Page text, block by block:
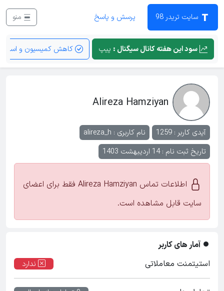
سایت تریدر 98 پرسش و پاسخ
سود این هفته کانال سیگنال : پیپ کاهش کمیسیون و اسپرد
Alireza Hamziyan
آیدی کاربر : 1259 نام کاربری : alireza_h
تاریخ ثبت نام : 14 اردیبهشت 1403
اطلاعات تماس Alireza Hamziyan فقط برای اعضای
سایت قابل مشاهده است.
آمار های کاربر
استیتمنت معاملاتی
ندارد